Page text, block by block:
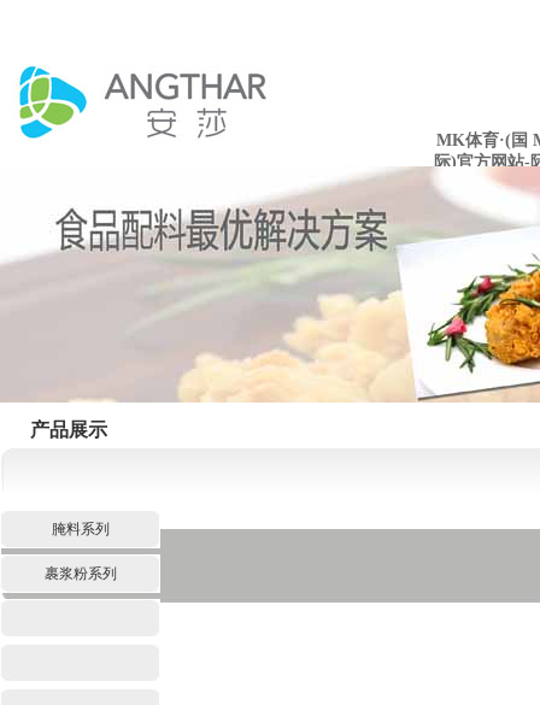
MK体育·(国
际)官方网站-
mksport
产品展示
腌料系列
裹浆粉系列